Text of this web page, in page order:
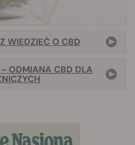
WIEDZIEĆ O CBD
ODMIANA CBD DLA